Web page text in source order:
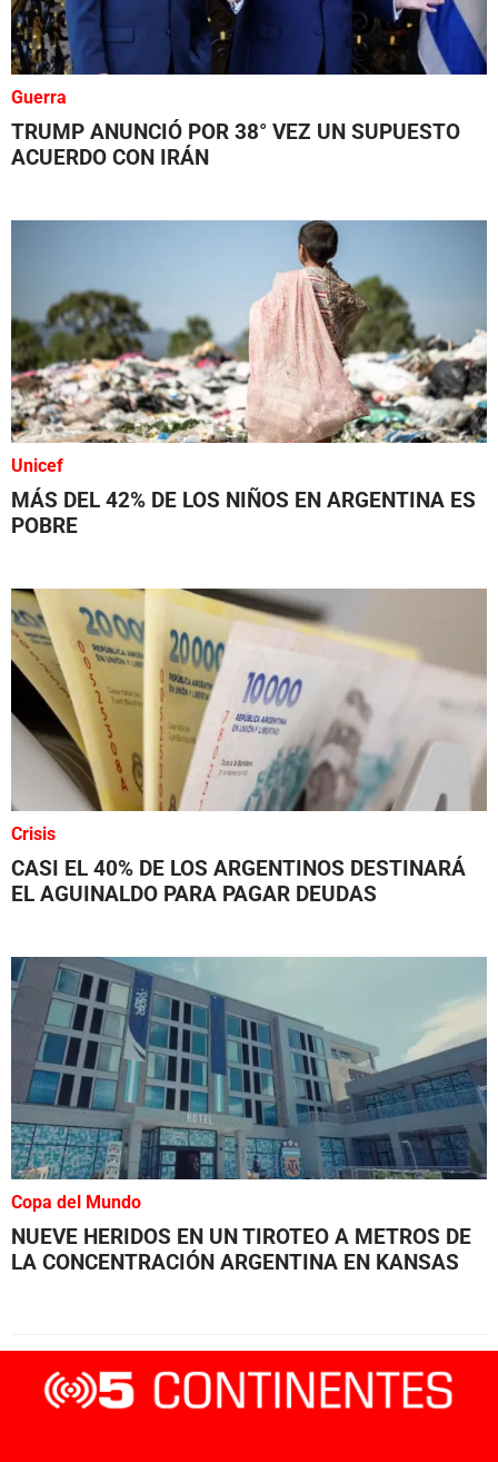
Guerra
TRUMP ANUNCIÓ POR 38° VEZ UN SUPUESTO
ACUERDO CON IRÁN
Unicef
MÁS DEL 42% DE LOS NIÑOS EN ARGENTINA ES
POBRE
Crisis
CASI EL 40% DE LOS ARGENTINOS DESTINARÁ
EL AGUINALDO PARA PAGAR DEUDAS
Copa del Mundo
NUEVE HERIDOS EN UN TIROTEO A METROS DE
LA CONCENTRACIÓN ARGENTINA EN KANSAS